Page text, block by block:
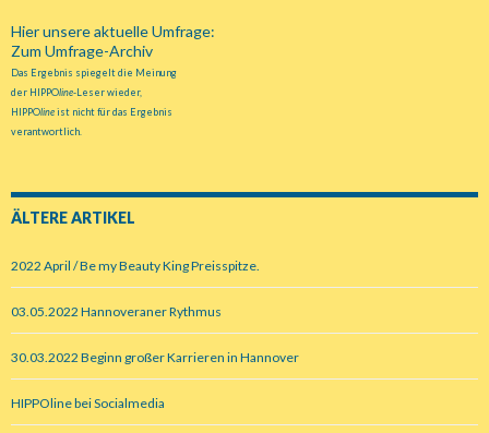
Hier unsere aktuelle Umfrage:
Zum Umfrage-Archiv
Das Ergebnis spiegelt die Meinung
der HIPPOline-Leser wieder,
HIPPOlineist nicht für das Ergebnis
verantwortlich.
ÄLTERE ARTIKEL
2022 April / Be my Beauty King Preisspitze.
03.05.2022 Hannoveraner Rythmus
30.03.2022 Beginn großer Karrieren in Hannover
HIPPOline bei Socialmedia